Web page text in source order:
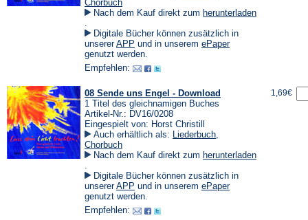
Chorbuch
Nach dem Kauf direkt zum herunterladen
in
einem
neuen
Tab)
.
Digitale Bücher können zusätzlich in
unsererAPP (Öffnet
in
neuen
und in unserem ePaper(Öffnet
genutzt werden.
Empfehlen:
08 Sende uns Engel - Download
1 Titel des gleichnamigen Buches
Artikel-Nr.: DV16/0208
Eingespielt von: Horst Christill
Auch erhältlich als: Liederbuch,
Chorbuch
Nach dem Kauf direkt zum herunterladen
in
einem
neuen
Tab)
.
Digitale Bücher können zusätzlich in
unsererAPP (Öffnet
in
neuen
und in unserem ePaper(Öffnet
genutzt werden.
Empfehlen:
1,69€